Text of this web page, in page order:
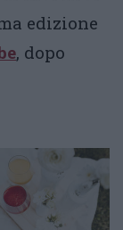
edizione
, dopo